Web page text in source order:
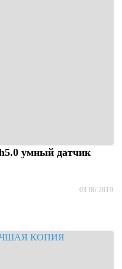
умный датчик
03.06.2019